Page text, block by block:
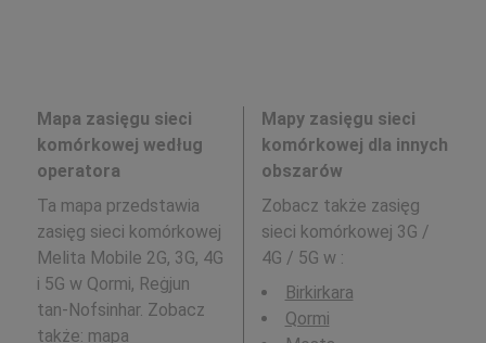
Mapa zasięgu sieci
komórkowej według
operatora
Ta mapa przedstawia
zasięg sieci komórkowej
Melita Mobile 2G, 3G, 4G
i 5G w Qormi, Reġjun
tan-Nofsinhar. Zobacz
także: mapa
Mapy zasięgu sieci
komórkowej dla innych
obszarów
Zobacz także zasięg
sieci komórkowej 3G /
4G / 5G w :
Birkirkara
Qormi